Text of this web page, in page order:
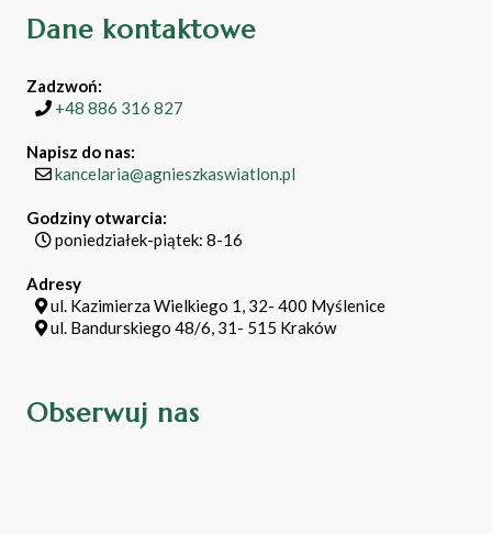
Dane kontaktowe
Zadzwoń:
+48 886 316 827
Napisz do nas:
kancelaria@agnieszkaswiatlon.pl
Godziny otwarcia:
poniedziałek-piątek: 8-16
Adresy
ul. Kazimierza Wielkiego 1, 32- 400 Myślenice
ul. Bandurskiego 48/6, 31- 515 Kraków
Obserwuj nas